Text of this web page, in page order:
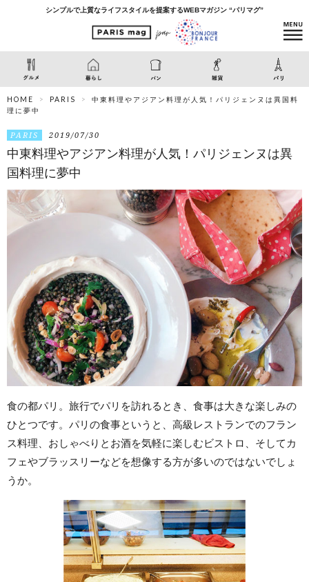
シンプルで上質なライフスタイルを提案するWEBマガジン “パリマグ”
HOME PARIS
中東料理やアジアン料理が人気！パリジェンヌは異国料
理に夢中
PARIS 2019/07/30
中東料理やアジアン料理が人気！パリジェンヌは異
国料理に夢中
食の都パリ。旅行でパリを訪れるとき、食事は大きな楽しみの
ひとつです。パリの食事というと、高級レストランでのフラン
ス料理、おしゃべりとお酒を気軽に楽しむビストロ、そしてカ
フェやブラッスリーなどを想像する方が多いのではないでしょ
うか。